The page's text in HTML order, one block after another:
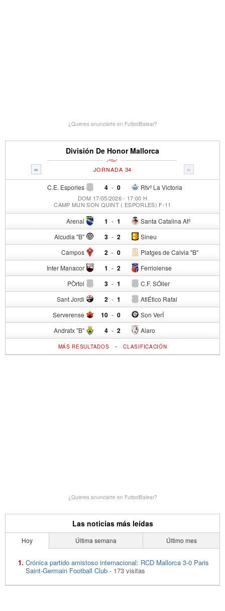
¿Quieres anunciarte en FutbolBalear?
División De Honor Mallorca
« »
JORNADA 34
C.E. Esporles 4 - Rtvº La Victoria
0
DOM 17/05/2026 - 17:00 H
CAMP MUN SON QUINT ( ESPORLES) F-11
Arenal 1 - Santa Catalina Atº
1
Alcudia "B" 3 - Sineu
2
Campos 2 - Platges de Calvia "B"
0
Inter Manacor 1 - Ferriolense
2
PÒrtol 3 - C.F. SÓller
1
Sant Jordi 2 - AtlÉtico Rafal
1
Serverense 10 - Son VerÍ
0
Andratx "B" 4 - Alaro
2
MÁS RESULTADOS -CLASIFICACIÓN
¿Quieres anunciarte en FutbolBalear?
Las noticias más leídas
Hoy Última semana Último mes
Crónica partido amistoso internacional: RCD Mallorca 3-0 Paris
Saint-Germain Football Club - 173 visitas